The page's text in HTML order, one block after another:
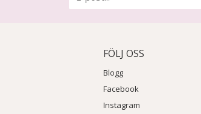
FÖLJ OSS
Blogg
Facebook
Instagram